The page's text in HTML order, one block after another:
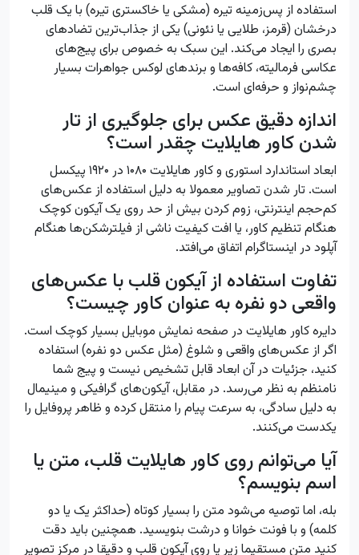
استفاده از پس‌زمینه تیره (مشکی یا خاکستری تیره) با یک قلب
درخشان (قرمز، طلایی یا نئونی) یکی از جذاب‌ترین تضادهای
بصری را ایجاد می‌کند. این سبک به خصوص برای پیج‌های
عکاسی فرمالیته، کافه‌ها و برندهای لوکس جواهرات بسیار
چشم‌نواز و حرفه‌ای است.
اندازه دقیق عکس برای جلوگیری از تار
شدن کاور هایلایت چقدر است؟
ابعاد استاندارد استوری و کاور هایلایت ۱۰۸۰ در ۱۹۲۰ پیکسل
است. تار شدن تصاویر معمولا به دلیل استفاده از عکس‌های
کم‌حجم اینترنتی، زوم کردن بیش از حد روی یک آیکون کوچک
هنگام تنظیم کاور، یا افت کیفیت ناشی از فیلترشکن‌ها هنگام
آپلود در اینستاگرام اتفاق می‌افتد.
تفاوت استفاده از آیکون قلب با عکس‌های
واقعی دو نفره به عنوان کاور چیست؟
دایره کاور هایلایت در صفحه نمایش موبایل بسیار کوچک است.
اگر از عکس‌های واقعی و شلوغ (مثل عکس دو نفره) استفاده
کنید، جزئیات در آن ابعاد قابل تشخیص نیست و پیج شما
نامنظم به نظر می‌رسد. در مقابل، آیکون‌های گرافیکی و مینیمال
به دلیل سادگی، به سرعت پیام را منتقل کرده و ظاهر پروفایل را
یکدست می‌کنند.
آیا می‌توانم روی کاور هایلایت قلب، متن یا
اسم بنویسم؟
بله، اما توصیه می‌شود متن را بسیار کوتاه (حداکثر یک یا دو
کلمه) و با فونت خوانا و درشت بنویسید. همچنین باید دقت
کنید متن مستقیما زیر یا روی آیکون قلب و دقیقا در مرکز تصویر